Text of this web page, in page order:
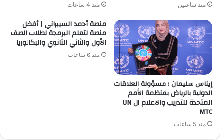
منذ ساعتين منذ 4 ساعات
إيناس سليمان : مسؤولة العلاقات
الدولية بالرياض بمنظمة الأمم
المتحدة للتدريب والاعلام ال UN
MTC
منذ 5 ساعات
منصة أحمد السيبراني | أفضل
منصة لتعلم البرمجة لطلاب الصف
الأول والثاني الثانوي والبكالوريا
منذ 6 ساعات